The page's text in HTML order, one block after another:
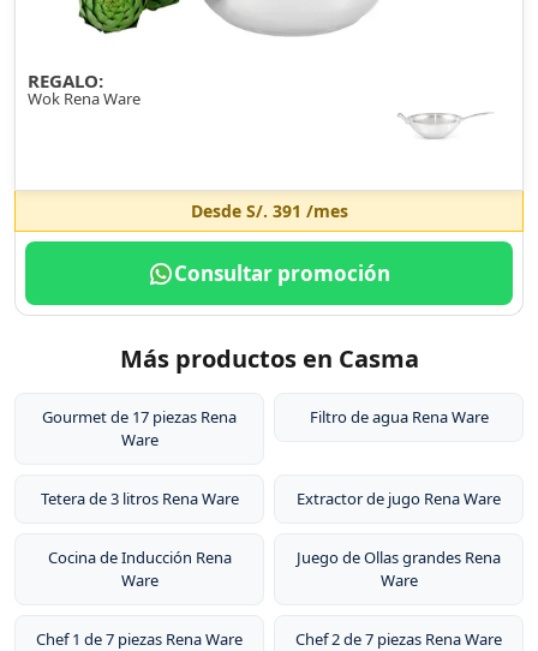
REGALO:
Wok Rena Ware
Desde S/. 391 /mes
Consultar promoción
Más productos en Casma
Gourmet de 17 piezas Rena
Ware
Filtro de agua Rena Ware
Tetera de 3 litros Rena Ware Extractor de jugo Rena Ware
Cocina de Inducción Rena
Ware
Juego de Ollas grandes Rena
Ware
Chef 1 de 7 piezas Rena Ware Chef 2 de 7 piezas Rena Ware